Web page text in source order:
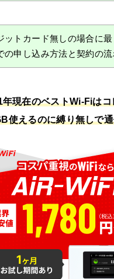
ットカード無しの場合に
申し込み方法と契約の流
年現在のベストWi-Fiはコ
使えるのに縛り無しで